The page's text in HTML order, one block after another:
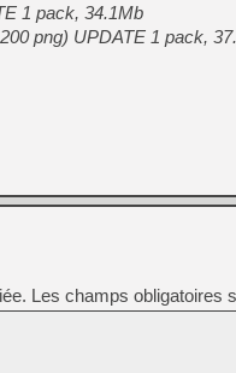
1 pack, 34.1Mb
png) UPDATE 1 pack,
Les champs obligatoires